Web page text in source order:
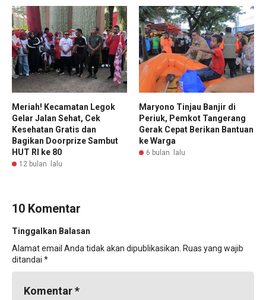
Meriah! Kecamatan Legok
Gelar Jalan Sehat, Cek
Kesehatan Gratis dan
Bagikan Doorprize Sambut
HUT RI ke 80
12 bulan lalu
Maryono Tinjau Banjir di
Periuk, Pemkot Tangerang
Gerak Cepat Berikan Bantuan
ke Warga
6 bulan lalu
10 Komentar
Tinggalkan Balasan
Alamat email Anda tidak akan dipublikasikan. Ruas yang wajib
ditandai *
Komentar*